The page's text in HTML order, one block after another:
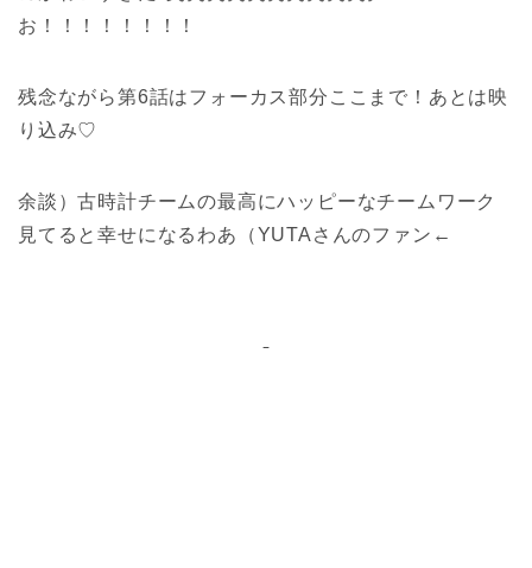
お！！！！！！！！
残念ながら第6話はフォーカス部分ここまで！あとは映
り込み♡
余談）古時計チームの最高にハッピーなチームワーク
見てると幸せになるわあ（YUTAさんのファン←